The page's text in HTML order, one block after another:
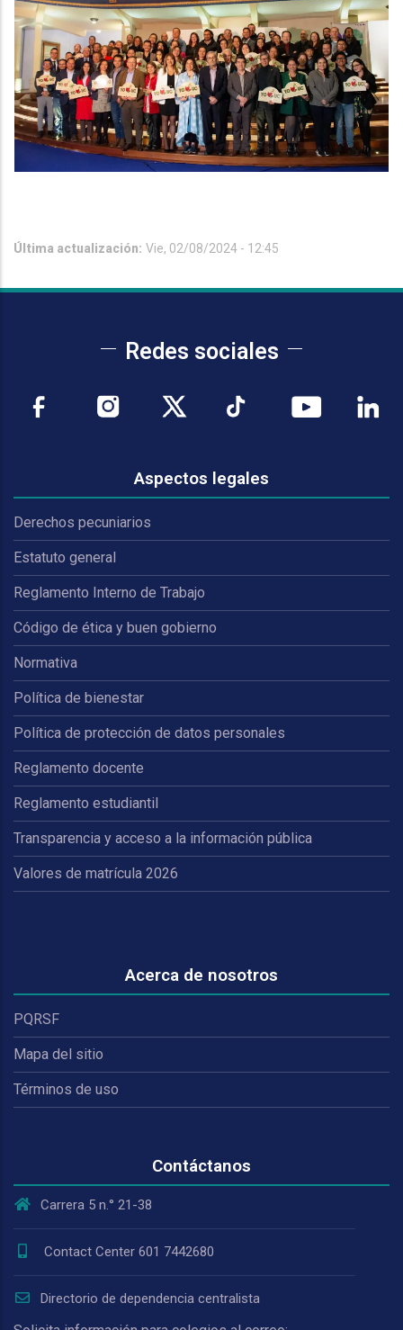
Última actualización: Vie, 02/08/2024 - 12:45
Redes sociales
Aspectos legales
Derechos pecuniarios
Estatuto general
Reglamento Interno de Trabajo
Código de ética y buen gobierno
Normativa
Política de bienestar
Política de protección de datos personales
Reglamento docente
Reglamento estudiantil
Transparencia y acceso a la información pública
Valores de matrícula 2026
Acerca de nosotros
PQRSF
Mapa del sitio
Términos de uso
Contáctanos
Carrera 5 n.° 21-38
Contact Center 601 7442680
Directorio de dependencia centralista